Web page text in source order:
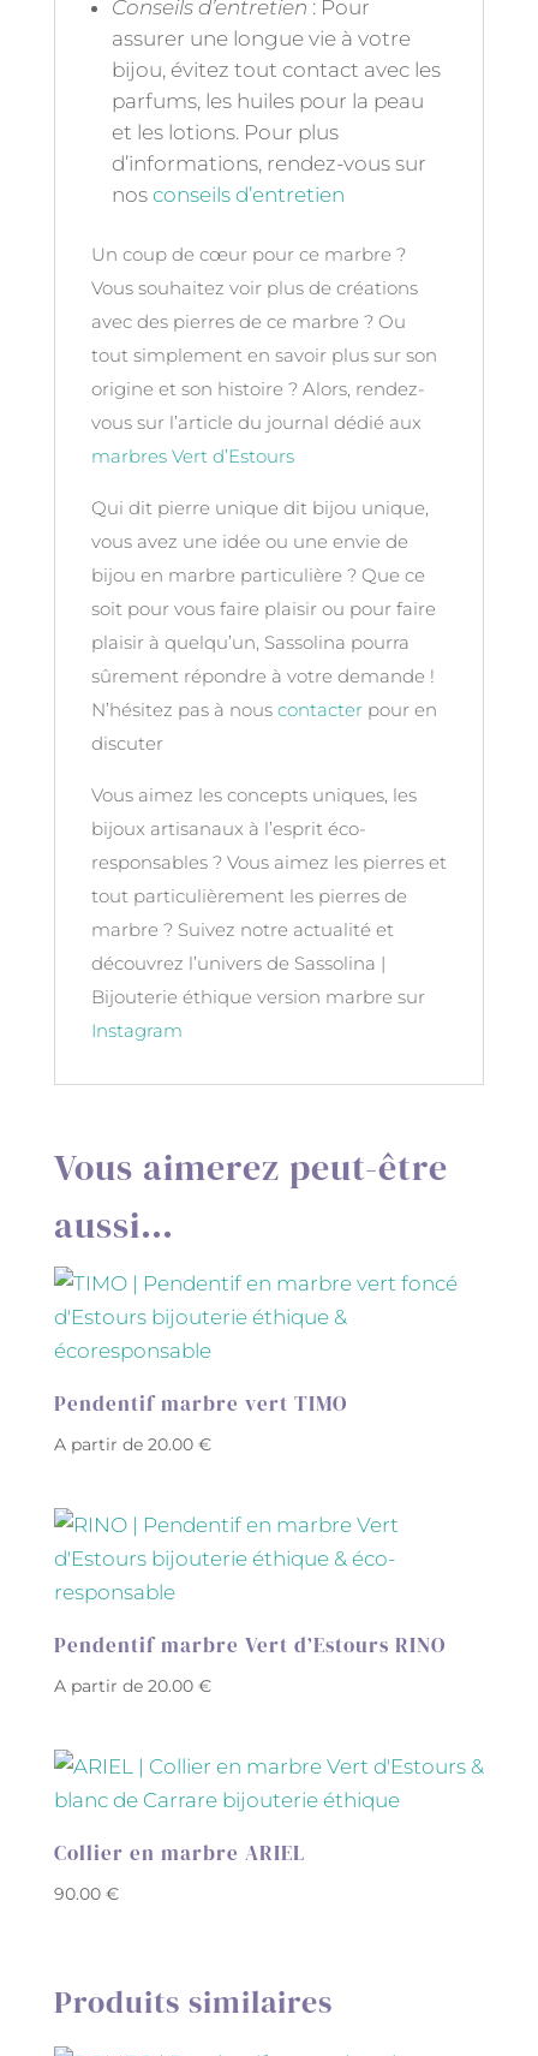
Conseils d’entretien : Pour
assurer une longue vie à votre
bijou, évitez tout contact avec les
parfums, les huiles pour la peau
et les lotions. Pour plus
d’informations, rendez-vous sur
nos conseils d’entretien
Un coup de cœur pour ce marbre ?
Vous souhaitez voir plus de créations
avec des pierres de ce marbre ? Ou
tout simplement en savoir plus sur son
origine et son histoire ? Alors, rendez-
vous sur l’article du journal dédié aux
marbres Vert d’Estours
Qui dit pierre unique dit bijou unique,
vous avez une idée ou une envie de
bijou en marbre particulière ? Que ce
soit pour vous faire plaisir ou pour faire
plaisir à quelqu’un, Sassolina pourra
sûrement répondre à votre demande !
N’hésitez pas à nous contacterpour en
discuter
Vous aimez les concepts uniques, les
bijoux artisanaux à l’esprit éco-
responsables ? Vous aimez les pierres et
tout particulièrement les pierres de
marbre ? Suivez notre actualité et
découvrez l’univers de Sassolina |
Bijouterie éthique version marbre sur
Instagram
Vous aimerez peut-être
aussi…
Pendentif marbre vert TIMO
A partir de 20.00 €
Pendentif marbre Vert d’Estours RINO
A partir de 20.00 €
Collier en marbre ARIEL
90.00 €
Produits similaires